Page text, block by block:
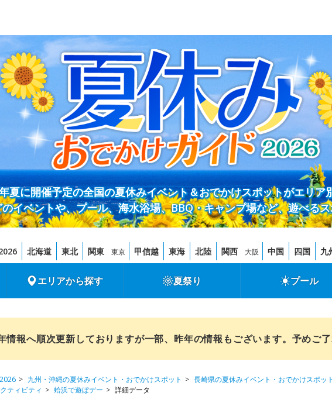
夏に開催予定の全国の夏休みイベント＆おでかけスポットがエリア
イベントや、プール、海水浴場、BBQ・キャンプ場など、遊べる
北海道 東北 関東 東京 甲信越 東海 北陸 関西 大阪 中国 四国 九
エリアから探す 夏祭り プール
情報へ順次更新しておりますが一部、昨年の情報もございます。予めご了
九州・沖縄の夏休みイベント・おでかけスポット
長崎県の夏休みイベント・おでかけスポット
ティビティ
蛤浜で遊ぼデー 詳細データ